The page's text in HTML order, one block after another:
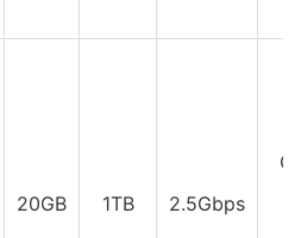
20GB 1TB 2.5Gbps